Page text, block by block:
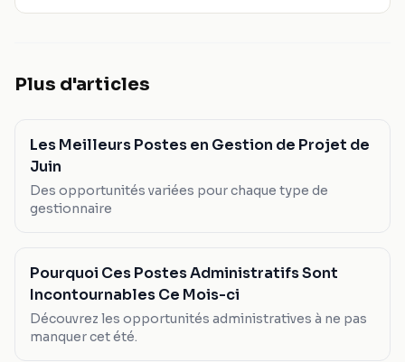
Plus d'articles
Les Meilleurs Postes en Gestion de Projet de
Juin
Des opportunités variées pour chaque type de
gestionnaire
Pourquoi Ces Postes Administratifs Sont
Incontournables Ce Mois-ci
Découvrez les opportunités administratives à ne pas
manquer cet été.